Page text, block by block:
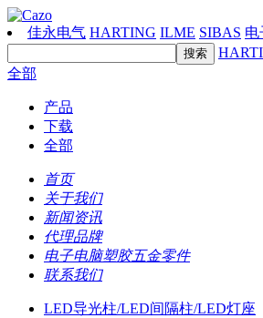
佳永电气 HARTING ILME SIBAS 电
全部
产品
下载
全部
首页
关于我们
新闻资讯
代理品牌
电子电脑塑胶五金零件
联系我们
LED导光柱/LED间隔柱/LED灯座